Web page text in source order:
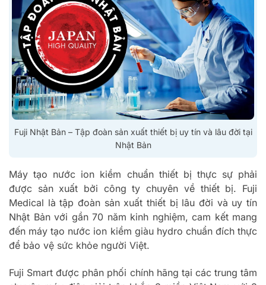
Fuji Nhật Bản – Tập đoàn sản xuất thiết bị uy tín và lâu đời tại
Nhật Bản
Máy tạo nước ion kiềm chuẩn thiết bị thực sự phải
được sản xuất bởi công ty chuyên về thiết bị. Fuji
Medical là tập đoàn sản xuất thiết bị lâu đời và uy tín
Nhật Bản với gần 70 năm kinh nghiệm, cam kết mang
đến máy tạo nước ion kiềm giàu hydro chuẩn đích thực
để bảo vệ sức khỏe người Việt.
Fuji Smart được phân phối chính hãng tại các trung tâm